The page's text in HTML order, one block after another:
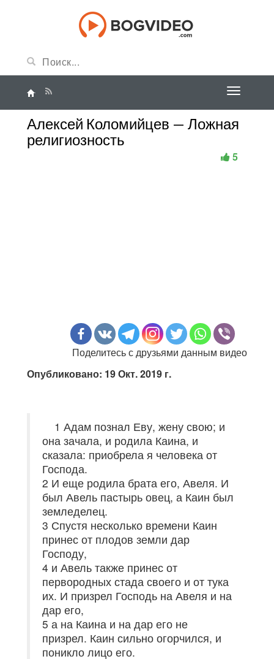
Алексей Коломийцев — Ложная
религиозность
5
Поделитесь с друзьями данным видео
Опубликовано: 19 Окт. 2019 г.
1 Адам познал Еву, жену свою; и
она зачала, и родила Каина, и
сказала: приобрела я человека от
Господа.
2 И еще родила брата его, Авеля. И
был Авель пастырь овец, а Каин был
земледелец.
3 Спустя несколько времени Каин
принес от плодов земли дар
Господу,
4 и Авель также принес от
первородных стада своего и от тука
их. И призрел Господь на Авеля и на
дар его,
5 а на Каина и на дар его не
призрел. Каин сильно огорчился, и
поникло лицо его.